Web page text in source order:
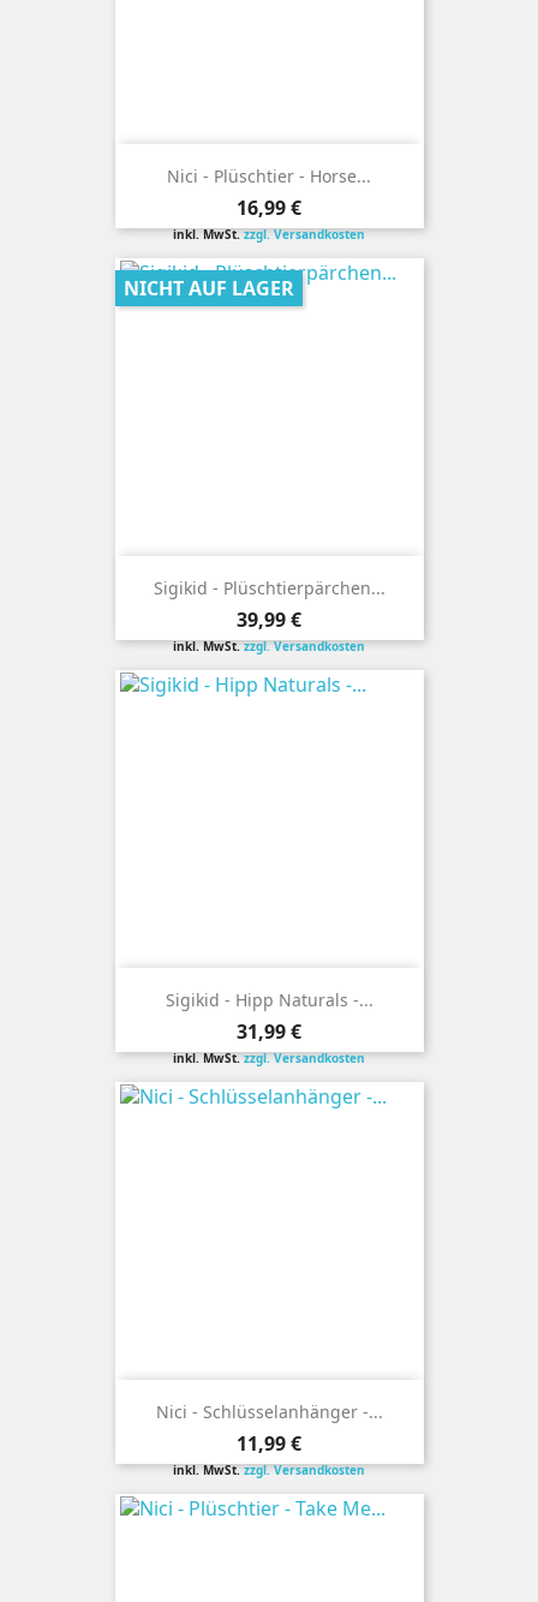
Nici - Plüschtier - Horse...
Preis
16,99 €
inkl. MwSt.zzgl. Versandkosten
Sigikid - Plüschtierpärchen...
Preis
39,99 €
inkl. MwSt.zzgl. Versandkosten
NICHT AUF LAGER
Sigikid - Hipp Naturals -...
Preis
31,99 €
inkl. MwSt.zzgl. Versandkosten
Nici - Schlüsselanhänger -...
Preis
11,99 €
inkl. MwSt.zzgl. Versandkosten